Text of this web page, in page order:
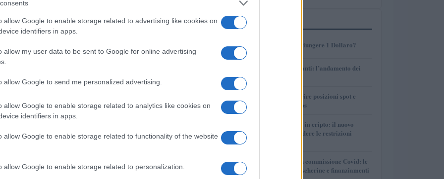
allow Google to enable storage related to advertising like cookies on
identifiers in apps.
allow my user data to be sent to Google for online advertising
allow Google to send me personalized advertising.
allow Google to enable storage related to analytics like cookies on
identifiers in apps.
allow Google to enable storage related to functionality of the website
allow Google to enable storage related to personalization.
scopo di collegare servizi di pagamento come
e una serie di importanti consulenti,
a un numero crescente di persone che si
(LINK).
PIÙ LETTI
1 AMP: Potrà Raggiungere 1 Dollaro?
Petrolio e carburanti: l’andamento dei
3
Strategie per coprire posizioni spot e
volatilità con perps
4
Finanza parallela in cripto: il nuovo
strumento per eludere le restrizioni
5
Giuseppe Conte in commissione Covid: le
rivelazioni su mascherine e finanziamenti